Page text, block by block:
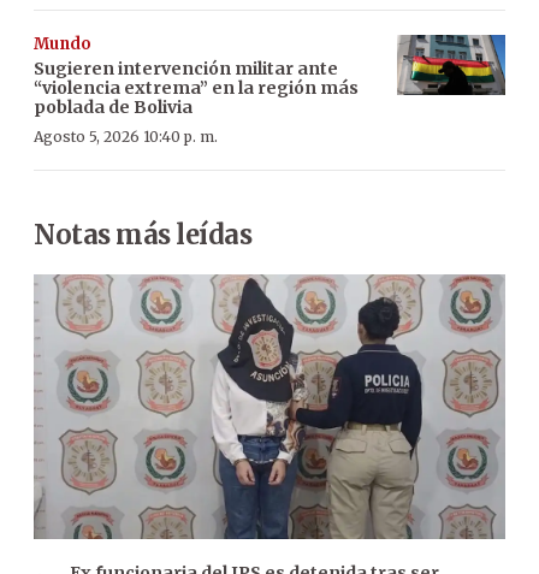
Mundo
Sugieren intervención militar ante
“violencia extrema” en la región más
poblada de Bolivia
Agosto 5, 2026 10:40 p. m.
Notas más leídas